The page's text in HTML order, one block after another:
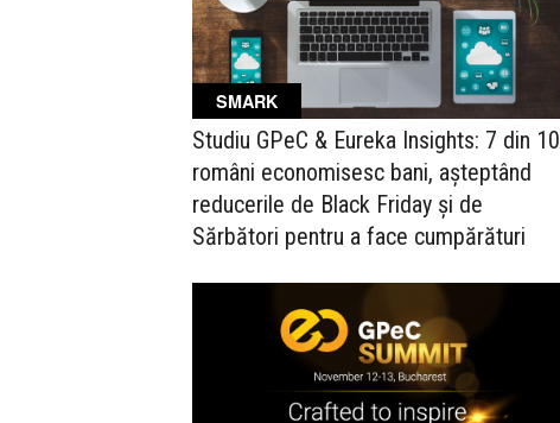
SMARK
Studiu GPeC & Eureka Insights: 7 din 10
români economisesc bani, așteptând
reducerile de Black Friday și de
Sărbători pentru a face cumpărături